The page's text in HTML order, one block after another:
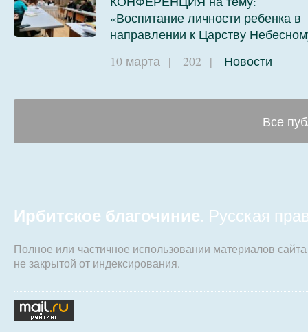
«Воспитание личности ребенка в
направлении к Царству
10 марта | 202 | Новости
Все
Ирбитское благочиние. Русская
Полное или частичное использовании материалов
не закрытой от индексирования.